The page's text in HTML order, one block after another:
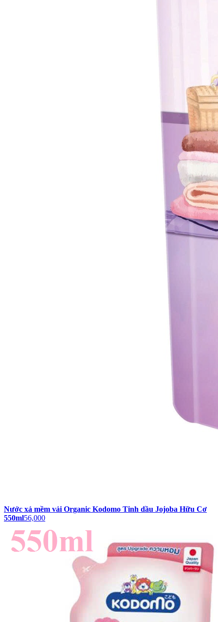
Nước xả mềm vải Organic Kodomo Tinh dầu Jojoba Hữu Cơ
550ml56,000